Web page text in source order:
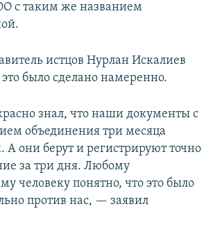
с таким же названием
истцов Нурлан Искалиев
это было сделано намеренно.
знал, что наши документы с
объединения три месяца
А они берут и регистрируют точно
за три дня. Любому
человеку понятно, что это было
против нас, — заявил